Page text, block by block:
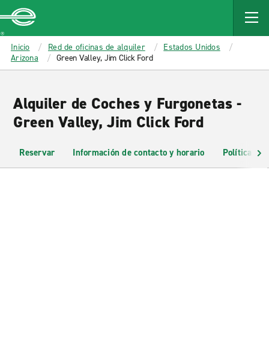
MAIN
CONTENT
Enterprise
Inicio Red de oficinas de alquiler
Estados Unidos
Arizona
Green Valley, Jim Click Ford
Alquiler de Coches y Furgonetas -
Green Valley, Jim Click Ford
Reservar Información de contacto y horario Políticas